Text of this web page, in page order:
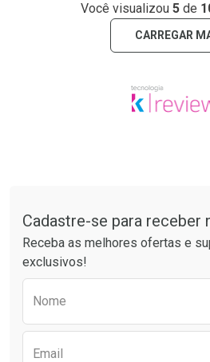
Você visualizou 5de
CARREGAR
Cadastre-se para receber
Receba as melhores ofertas e
exclusivos!
Nome
Email